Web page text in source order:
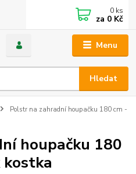
Menu
Hledat
0 ks
za 0 Kč
Polstr na zahradní houpačku 180 cm -
houpačku 180